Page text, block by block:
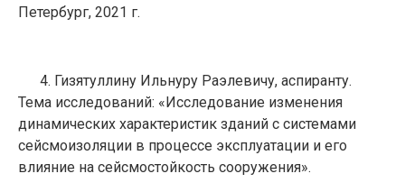
Петербург, 2021 г.
Гизятуллину Ильнуру Раэлевичу, аспиранту.
Тема исследований: «Исследование изменения
динамических характеристик зданий с системами
сейсмоизоляции в процессе эксплуатации и его
влияние на сейсмостойкость сооружения».